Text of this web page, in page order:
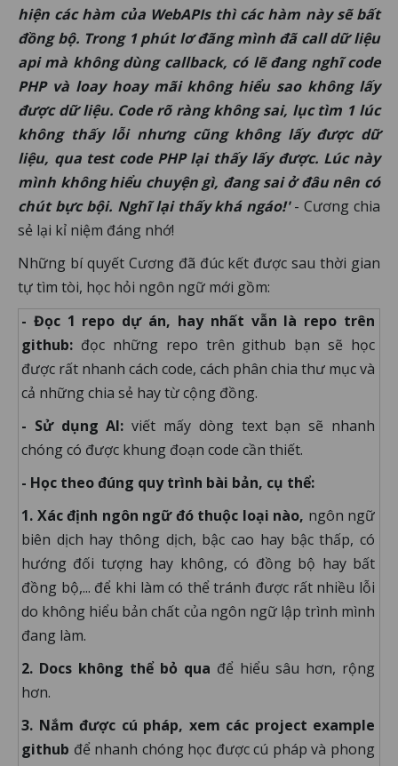
hiện các hàm của WebAPIs thì các hàm này sẽ bất
đồng bộ. Trong 1 phút lơ đãng mình đã call dữ liệu
api mà không dùng callback, có lẽ đang nghĩ code
PHP và loay hoay mãi không hiểu sao không lấy
được dữ liệu. Code rõ ràng không sai, lục tìm 1 lúc
không thấy lỗi nhưng cũng không lấy được dữ
liệu, qua test code PHP lại thấy lấy được. Lúc này
mình không hiểu chuyện gì, đang sai ở đâu nên có
chút bực bội. Nghĩ lại thấy khá ngáo!' - Cương chia
sẻ lại kỉ niệm đáng nhớ!
Những bí quyết Cương đã đúc kết được sau thời gian
tự tìm tòi, học hỏi ngôn ngữ mới gồm:
- Đọc 1 repo dự án, hay nhất vẫn là repo trên
github: đọc những repo trên github bạn sẽ học
được rất nhanh cách code, cách phân chia thư mục và
cả những chia sẻ hay từ cộng đồng.
- Sử dụng AI:viết mấy dòng text bạn sẽ nhanh
chóng có được khung đoạn code cần thiết.
- Học theo đúng quy trình bài bản, cụ thể:
1. Xác định ngôn ngữ đó thuộc loại nào, ngôn ngữ
biên dịch hay thông dịch, bậc cao hay bậc thấp, có
hướng đối tượng hay không, có đồng bộ hay bất
đồng bộ,... để khi làm có thể tránh được rất nhiều lỗi
do không hiểu bản chất của ngôn ngữ lập trình mình
đang làm.
2. Docs không thể bỏ qua để hiểu sâu hơn, rộng
hơn.
3. Nắm được cú pháp, xem các project example
github để nhanh chóng học được cú pháp và phong